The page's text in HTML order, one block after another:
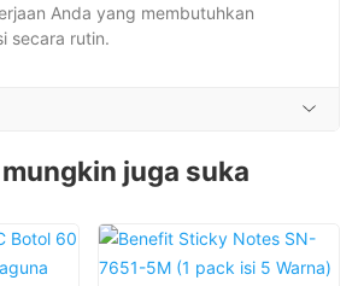
Anda yang membutuhkan
secara rutin.
juga suka